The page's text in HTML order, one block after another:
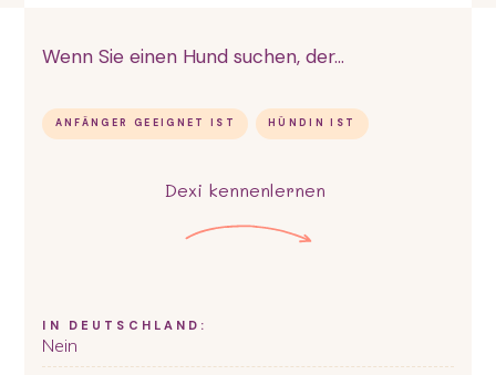
Wenn Sie einen Hund suchen, der...
ANFÄNGER GEEIGNET IST HÜNDIN IST
Dexi kennenlernen
IN DEUTSCHLAND:
Nein